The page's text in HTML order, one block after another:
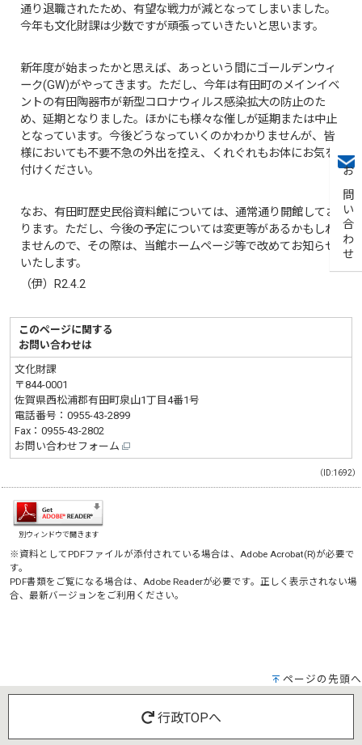
お問い合わせ
通り退職されたため、有望な戦力が減となってしまいました。
今年も文化財課は少数ですが頑張っていきたいと思います。
新年度が始まったかと思えば、あっという間にゴールデンウィ
ーク(GW)がやってきます。ただし、今年は有田町のメインイベ
ントの有田陶器市が新型コロナウィルス感染拡大の防止のた
め、延期となりました。ほかにも様々な催しが延期または中止
となっています。今後どうなっていくのかわかりませんが、皆
様においても不要不急の外出を控え、くれぐれもお体にお気を
付けください。
なお、有田町歴史民俗資料館については、通常通り開館してお
ります。ただし、今後の予定については変更等があるかもしれ
ませんので、その際は、当館ホームページ等で改めてお知らせ
いたします。
（伊）R2.4.2
このページに関する
お問い合わせは
文化財課
〒844-0001
佐賀県西松浦郡有田町泉山1丁目4番1号
電話番号：0955-43-2899
Fax：0955-43-2802
お問い合わせフォーム
（ID:1692）
別ウィンドウで開きます
※資料としてPDFファイルが添付されている場合は、Adobe Acrobat(R)が必要で
す。
PDF書類をご覧になる場合は、Adobe Readerが必要です。正しく表示されない場
合、最新バージョンをご利用ください。
ページの先頭へ
行政TOPへ